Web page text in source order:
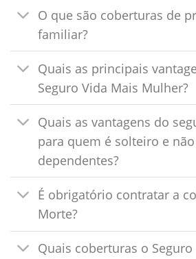
O que são coberturas de
familiar?
Quais as principais
Seguro Vida Mais Mulher?
Quais as vantagens do
para quem é solteiro e
dependentes?
É obrigatório contratar a
Morte?
Quais coberturas o Seguro